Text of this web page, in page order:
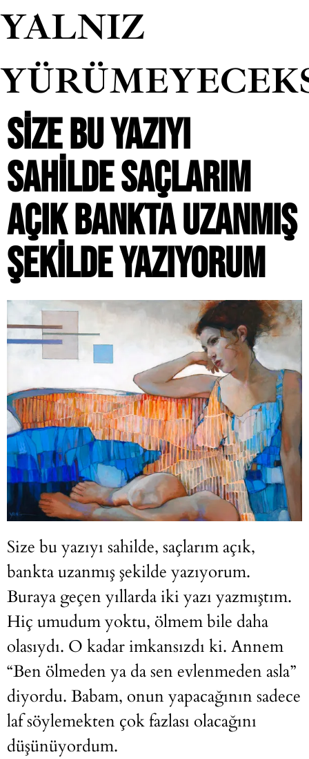
YALNIZ
SIZE BU YAZIYI
SAHILDE SAÇLARIM
AÇIK BANKTA UZANMIŞ
ŞEKILDE YAZIYORUM
Size bu yazıyı sahilde, saçlarım açık,
bankta uzanmış şekilde yazıyorum.
Buraya geçen yıllarda iki yazı yazmıştım.
Hiç umudum yoktu, ölmem bile daha
olasıydı. O kadar imkansızdı ki. Annem
“Ben ölmeden ya da sen evlenmeden asla”
diyordu. Babam, onun yapacağının sadece
laf söylemekten çok fazlası olacağını
düşünüyordum.